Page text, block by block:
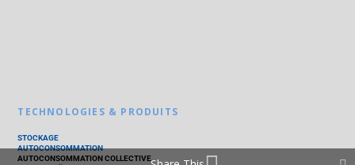
TECHNOLOGIES & PRODUITS
STOCKAGE
AUTOCONSOMMATION
AUTOCONSOMMATION COLLECTIVE